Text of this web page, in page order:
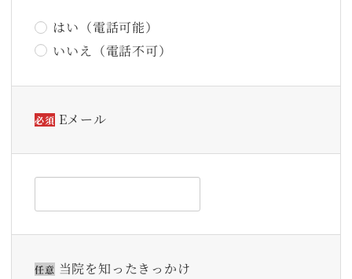
はい（電話可能）
いいえ（電話不可）
必須Eメール
任意当院を知ったきっかけ